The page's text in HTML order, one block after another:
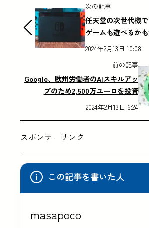
次の記事
任天堂の次世代機
ゲームも遊べるか
2024年2月13日 10:08
前の記事
Google、欧州労働者のAIスキルアッ
プのため2,500万ユーロを投資
2024年2月13日 6:24
スポンサーリンク
この記事を書いた人
masapoco